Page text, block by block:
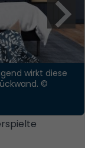
wirkt diese
©